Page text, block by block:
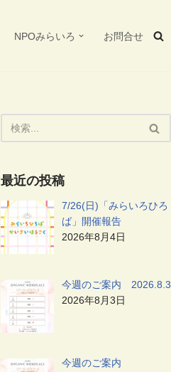
NPOみらいろ お問合せ
最近の投稿
7/26(日)「みらいろひろ
ば」開催報告
2026年8月4日
今週のご案内 2026.8.3
2026年8月3日
今週のご案内